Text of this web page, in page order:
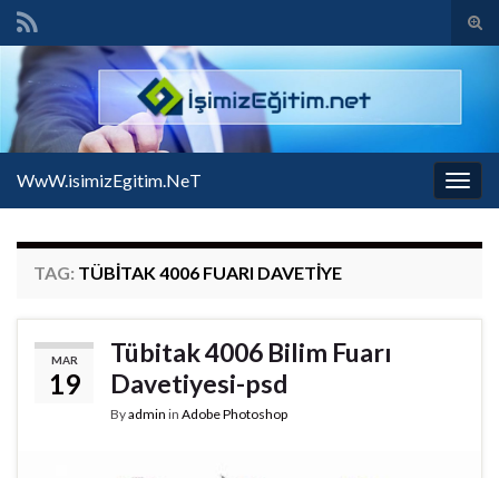
Search for:
WwW.isimizEgitim.NeT
TAG: TÜBITAK 4006 FUARI DAVETIYE
MAR
19
Tübitak 4006 Bilim Fuarı
Davetiyesi-psd
Byadmin in Adobe Photoshop